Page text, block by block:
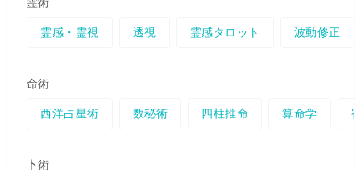
霊感・霊視 透視 霊感タロット 波動修正
命術
西洋占星術 数秘術 四柱推命 算命学
卜術